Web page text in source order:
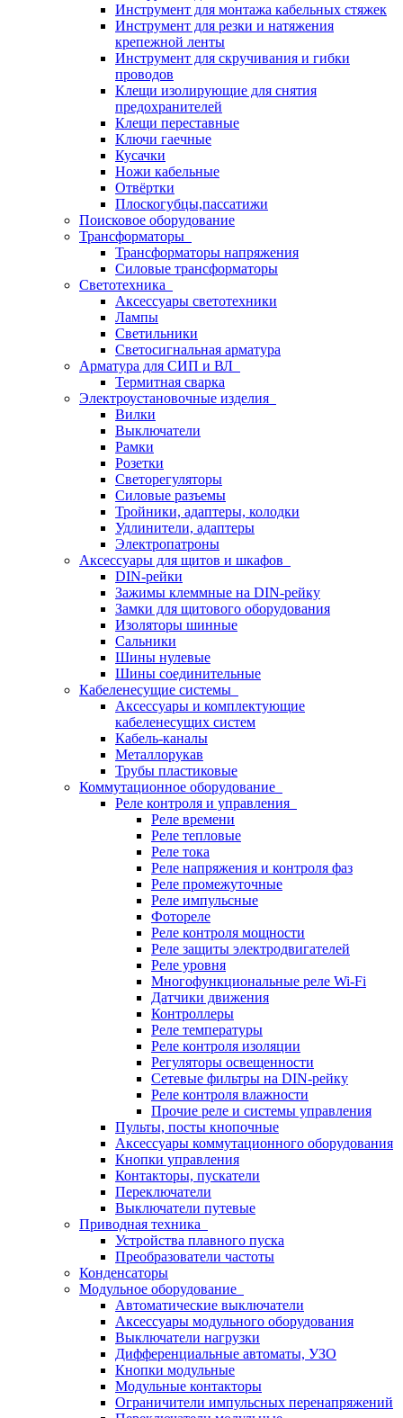
Инструмент для монтажа кабельных стяжек
Инструмент для резки и натяжения
крепежной ленты
Инструмент для скручивания и гибки
проводов
Клещи изолирующие для снятия
предохранителей
Клещи переставные
Ключи гаечные
Кусачки
Ножи кабельные
Отвёртки
Плоскогубцы,пассатижи
Поисковое оборудование
Трансформаторы
Трансформаторы напряжения
Силовые трансформаторы
Светотехника
Аксессуары светотехники
Лампы
Светильники
Светосигнальная арматура
Арматура для СИП и ВЛ
Термитная сварка
Электроустановочные изделия
Вилки
Выключатели
Рамки
Розетки
Светорегуляторы
Силовые разъемы
Тройники, адаптеры, колодки
Удлинители, адаптеры
Электропатроны
Аксессуары для щитов и шкафов
DIN-рейки
Зажимы клеммные на DIN-рейку
Замки для щитового оборудования
Изоляторы шинные
Сальники
Шины нулевые
Шины соединительные
Кабеленесущие системы
Аксессуары и комплектующие
кабеленесущих систем
Кабель-каналы
Металлорукав
Трубы пластиковые
Коммутационное оборудование
Реле контроля и управления
Реле времени
Реле тепловые
Реле тока
Реле напряжения и контроля фаз
Реле промежуточные
Реле импульсные
Фотореле
Реле контроля мощности
Реле защиты электродвигателей
Реле уровня
Многофункциональные реле Wi-Fi
Датчики движения
Контроллеры
Реле температуры
Реле контроля изоляции
Регуляторы освещенности
Сетевые фильтры на DIN-рейку
Реле контроля влажности
Прочие реле и системы управления
Пульты, посты кнопочные
Аксессуары коммутационного оборудования
Кнопки управления
Контакторы, пускатели
Переключатели
Выключатели путевые
Приводная техника
Устройства плавного пуска
Преобразователи частоты
Конденсаторы
Модульное оборудование
Автоматические выключатели
Аксессуары модульного оборудования
Выключатели нагрузки
Дифференциальные автоматы, УЗО
Кнопки модульные
Модульные контакторы
Ограничители импульсных перенапряжений